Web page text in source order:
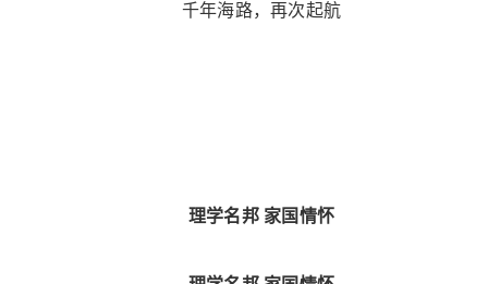
千年海路，再次起航
理学名邦 家国情怀